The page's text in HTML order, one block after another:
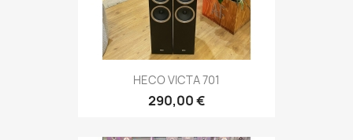
HECO VICTA 701
290,00 €